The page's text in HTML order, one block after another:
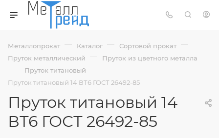
Металлопрокат — Каталог — Сортовой прокат —
Пруток металлический — Пруток из цветного металла
— Пруток титановый —
Пруток титановый 14 ВТ6 ГОСТ 26492-85
Пруток титановый 14
ВТ6 ГОСТ 26492-85